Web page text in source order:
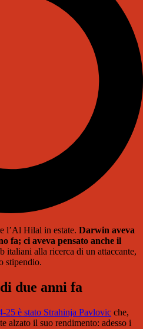
l’Al Hilal in estate. Darwin aveva
fa; ci aveva pensato anche il
italiani alla ricerca di un attaccante,
stipendio.
due anni fa
25 è stato Strahinja Pavlovic che,
alzato il suo rendimento: adesso i